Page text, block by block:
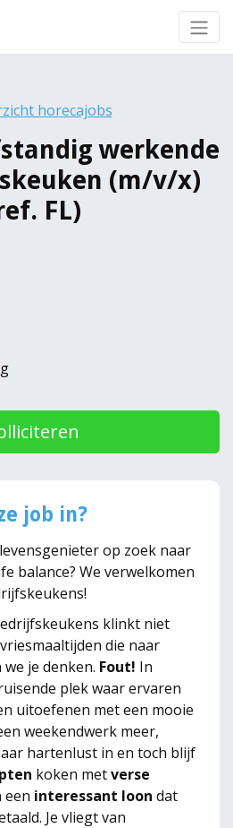
horecajobs
werkende
(m/v/x)
FL)
job in?
op zoek naar
balance? We verwelkomen
klinkt niet
die naar
we je denken. Fout! In
plek waar ervaren
uitoefenen met een mooie
weekendwerk meer,
hartenlust in en toch blijf
koken metverse
een interessant loon dat
Je vliegt van